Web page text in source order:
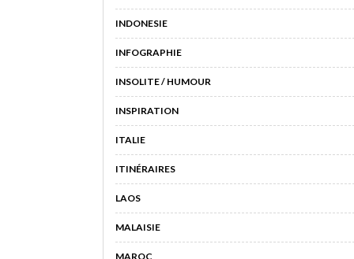
INDONESIE
INFOGRAPHIE
INSOLITE / HUMOUR
INSPIRATION
ITALIE
ITINÉRAIRES
LAOS
MALAISIE
MAROC